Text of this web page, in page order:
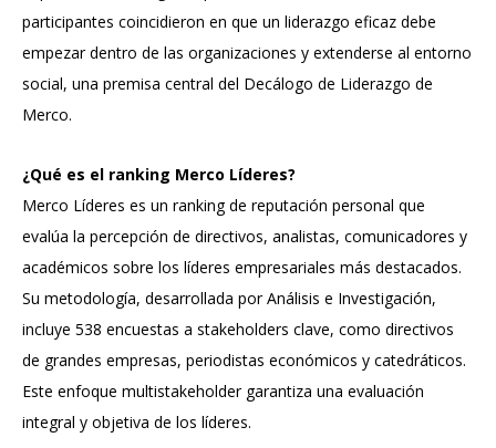
participantes coincidieron en que un liderazgo eficaz debe
empezar dentro de las organizaciones y extenderse al entorno
social, una premisa central del Decálogo de Liderazgo de
Merco.
¿Qué es el ranking Merco Líderes?
Merco Líderes es un ranking de reputación personal que
evalúa la percepción de directivos, analistas, comunicadores y
académicos sobre los líderes empresariales más destacados.
Su metodología, desarrollada por Análisis e Investigación,
incluye 538 encuestas a stakeholders clave, como directivos
de grandes empresas, periodistas económicos y catedráticos.
Este enfoque multistakeholder garantiza una evaluación
integral y objetiva de los líderes.